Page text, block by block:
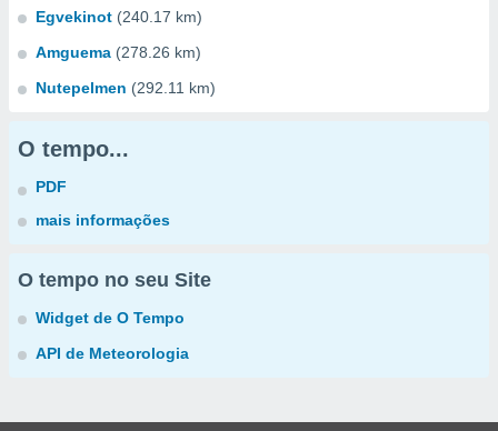
Egvekinot (240.17 km)
Amguema (278.26 km)
Nutepelmen (292.11 km)
O tempo...
PDF
mais informações
O tempo no seu Site
Widget de O Tempo
API de Meteorologia